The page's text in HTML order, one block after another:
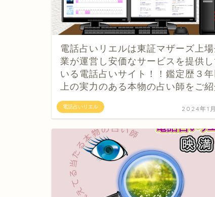
電話占いリエル
電話占いリエルは東証マザーズ上場
業が運営し安価なサービスを提供し
いる電話占いサイト！！鑑定歴３年
上の実力のある本物の占い師をご紹
2024年1